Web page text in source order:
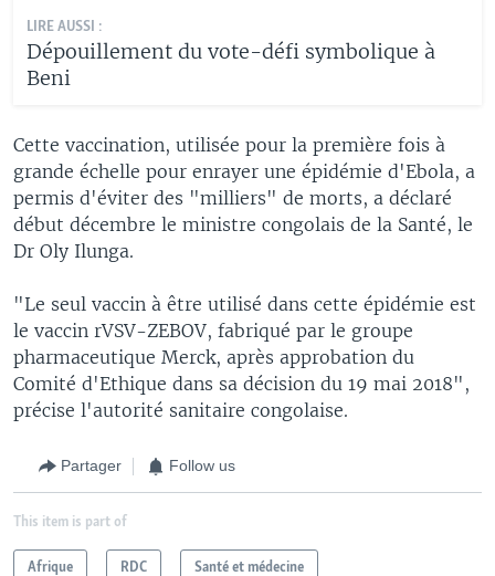
LIRE AUSSI :
Dépouillement du vote-défi symbolique à
Beni
Cette vaccination, utilisée pour la première fois à
grande échelle pour enrayer une épidémie d'Ebola, a
permis d'éviter des "milliers" de morts, a déclaré
début décembre le ministre congolais de la Santé, le
Dr Oly Ilunga.
"Le seul vaccin à être utilisé dans cette épidémie est
le vaccin rVSV-ZEBOV, fabriqué par le groupe
pharmaceutique Merck, après approbation du
Comité d'Ethique dans sa décision du 19 mai 2018",
précise l'autorité sanitaire congolaise.
Partager Follow us
This item is part of
Afrique RDC Santé et médecine